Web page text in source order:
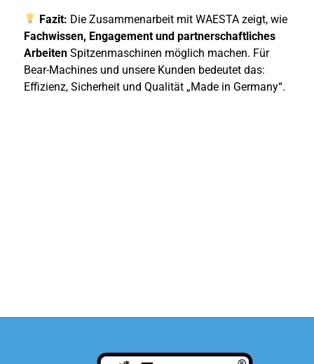
Fazit: Die Zusammenarbeit mit WAESTA zeigt, wie
Fachwissen, Engagement und partnerschaftliches
ArbeitenSpitzenmaschinen möglich machen. Für
Bear-Machines und unsere Kunden bedeutet das:
Effizienz, Sicherheit und Qualität „Made in Germany“.